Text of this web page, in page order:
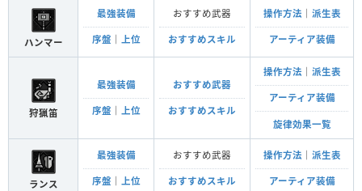
ハンマー
最強装備
序盤 上位
おすすめ武器
おすすめスキル
操作方法 派生表
アーティア装備
狩猟笛
最強装備
序盤 上位
おすすめ武器
おすすめスキル
操作方法 派生表
アーティア装備
旋律効果一覧
ランス
最強装備
序盤 上位
おすすめ武器
おすすめスキル
操作方法 派生表
アーティア装備